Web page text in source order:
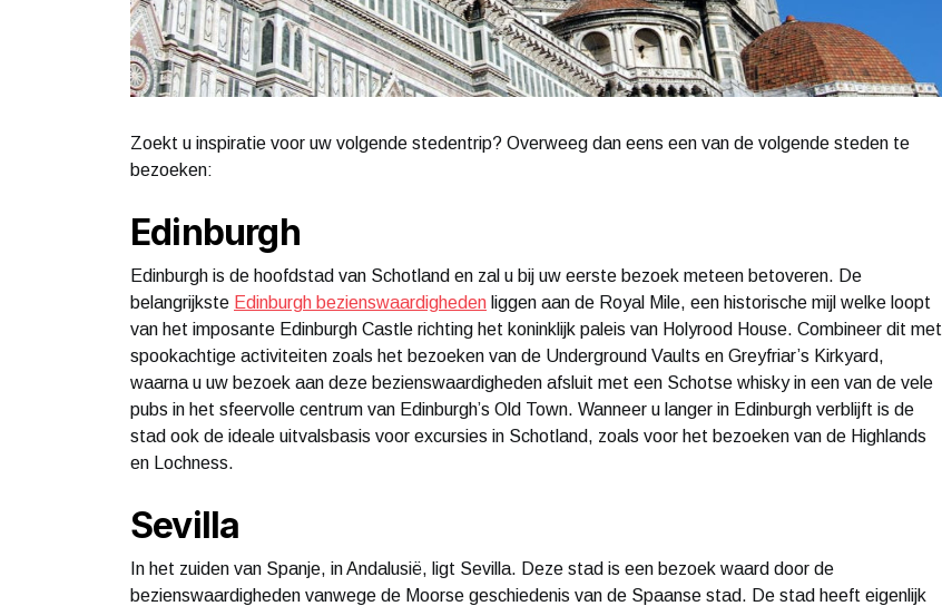
Zoekt u inspiratie voor uw volgende stedentrip? Overweeg dan eens een van de volgende steden te
bezoeken:
Edinburgh
Edinburgh is de hoofdstad van Schotland en zal u bij uw eerste bezoek meteen betoveren. De
belangrijkste Edinburgh bezienswaardigheden liggen aan de Royal Mile, een historische mijl welke loopt
van het imposante Edinburgh Castle richting het koninklijk paleis van Holyrood House. Combineer dit met
spookachtige activiteiten zoals het bezoeken van de Underground Vaults en Greyfriar’s Kirkyard,
waarna u uw bezoek aan deze bezienswaardigheden afsluit met een Schotse whisky in een van de vele
pubs in het sfeervolle centrum van Edinburgh’s Old Town. Wanneer u langer in Edinburgh verblijft is de
stad ook de ideale uitvalsbasis voor excursies in Schotland, zoals voor het bezoeken van de Highlands
en Lochness.
Sevilla
In het zuiden van Spanje, in Andalusië, ligt Sevilla. Deze stad is een bezoek waard door de
bezienswaardigheden vanwege de Moorse geschiedenis van de Spaanse stad. De stad heeft eigenlijk